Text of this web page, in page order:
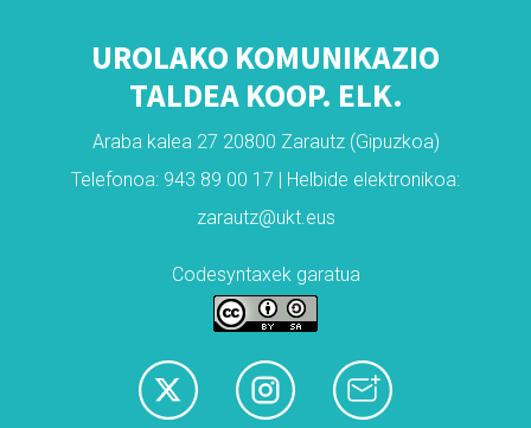
UROLAKO KOMUNIKAZIO
TALDEA KOOP. ELK.
Araba kalea 27 20800 Zarautz (Gipuzkoa)
Telefonoa: 943 89 00 17 | Helbide elektronikoa:
zarautz@ukt.eus
Codesyntaxek garatua